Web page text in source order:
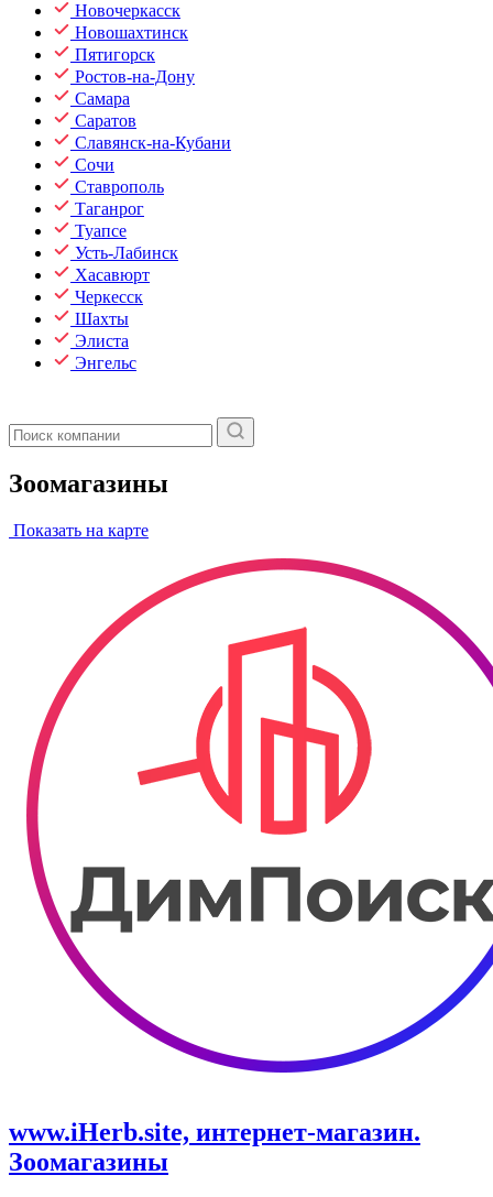
Новочеркасск
Новошахтинск
Пятигорск
Ростов-на-Дону
Самара
Саратов
Славянск-на-Кубани
Сочи
Ставрополь
Таганрог
Туапсе
Усть-Лабинск
Хасавюрт
Черкесск
Шахты
Элиста
Энгельс
Зоомагазины
Показать на карте
www.iHerb.site, интернет-магазин.
Зоомагазины